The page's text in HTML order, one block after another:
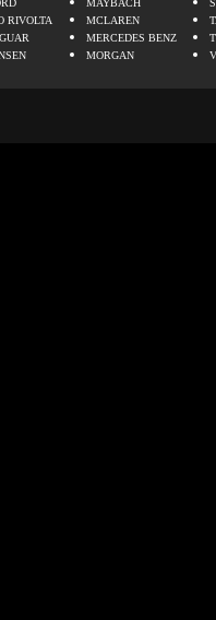
RIVOLTA
MAYBACH
MCLAREN
MERCEDES BENZ
MORGAN